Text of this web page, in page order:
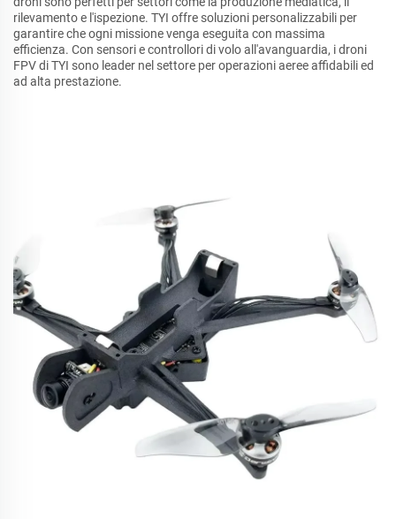
rilevamento e l'ispezione. TYI offre soluzioni personalizzabili per
garantire che ogni missione venga eseguita con massima
efficienza. Con sensori e controllori di volo all'avanguardia, i droni
FPV di TYI sono leader nel settore per operazioni aeree affidabili ed
ad alta prestazione.